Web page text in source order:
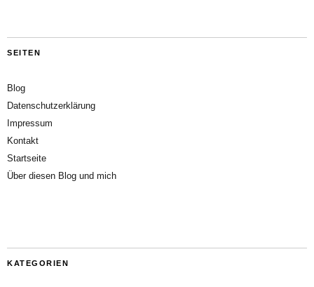
SEITEN
Blog
Datenschutzerklärung
Impressum
Kontakt
Startseite
Über diesen Blog und mich
KATEGORIEN